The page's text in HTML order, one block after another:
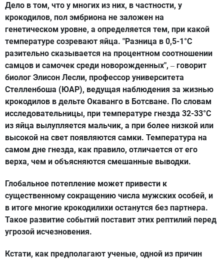
Дело в том, что у многих из них, в частности, у
крокодилов, пол эмбриона не заложен на
генетическом уровне, а определяется тем, при какой
температуре созревают яйца. "Разница в 0,5-1°C
разительно сказывается на процентном соотношении
самцов и самочек среди новорожденных", – говорит
биолог Элисон Лесли, профессор университета
Стелленбоша (ЮАР), ведущая наблюдения за жизнью
крокодилов в дельте Окаванго в Ботсване. По словам
исследовательницы, при температуре гнезда 32-33°С
из яйца вылупляется мальчик, а при более низкой или
высокой на свет появляются самки. Температура на
самом дне гнезда, как правило, отличается от его
верха, чем и объясняются смешанные выводки.
Глобальное потепление может привести к
существенному сокращению числа мужских особей, и
в итоге многие крокодилихи останутся без партнера.
Такое развитие событий поставит этих рептилий перед
угрозой исчезновения.
Кстати, как предполагают ученые, одной из причин